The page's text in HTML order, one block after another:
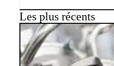
Les plus récents